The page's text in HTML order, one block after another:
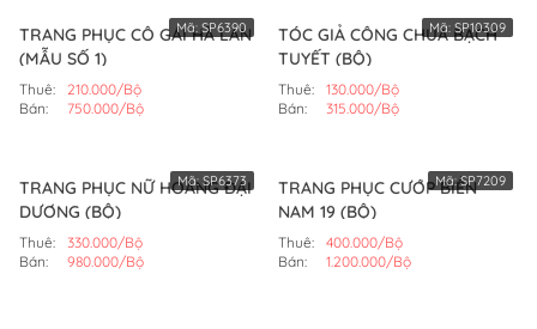
TRANG PHỤC CÔ GÁI HÀ LAN
(MẪU SỐ 1)
Thuê:
210.000/Bộ
Bán:
750.000/Bộ
Mã:SP6390
TÓC GIẢ CÔNG CHÚA BẠCH
TUYẾT (BỘ)
Thuê:
130.000/Bộ
Bán:
315.000/Bộ
Mã: SP10309
TRANG PHỤC NỮ HOÀNG ĐẠI
DƯƠNG (BỘ)
Thuê:
330.000/Bộ
Bán:
980.000/Bộ
Mã:SP6373
TRANG PHỤC CƯỚP BIỂN
NAM 19 (BỘ)
Thuê:
400.000/Bộ
Bán:
1.200.000/Bộ
Mã:SP7209